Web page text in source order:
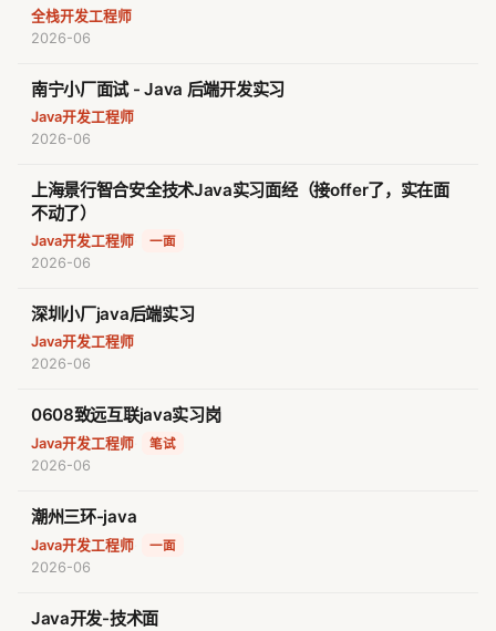
全栈开发工程师
2026-06
南宁小厂面试 - Java 后端开发实习
Java开发工程师
2026-06
上海景行智合安全技术Java实习面经（接offer了，实在面
不动了）
Java开发工程师 一面
2026-06
深圳小厂java后端实习
Java开发工程师
2026-06
0608致远互联java实习岗
Java开发工程师 笔试
2026-06
潮州三环-java
Java开发工程师 一面
2026-06
Java开发-技术面